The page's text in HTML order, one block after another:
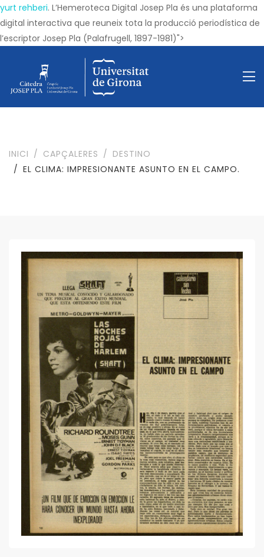
yurt rehberi. L’Hemeroteca Digital Josep Pla és una plataforma
digital interactiva que reuneix tota la producció periodística de
l’escriptor Josep Pla (Palafrugell, 1897-1981)">
INICI CAPÇALERES
DESTINO
EL CLIMA: IMPRESIONANTE ASUNTO EN EL CAMPO.